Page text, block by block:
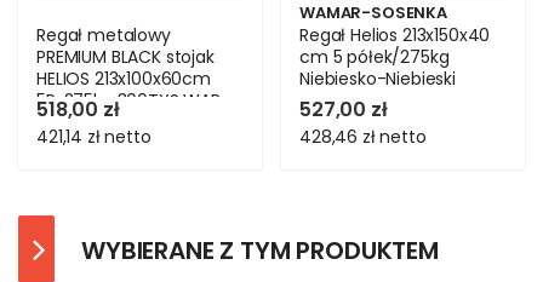
Regał metalowy
PREMIUM BLACK stojak
HELIOS 213x100x60cm
5Px275kg 300TYS WAR
518,00 zł
421,14 złnetto
WAMAR-SOSENKA
Regał Helios 213x150x40
cm 5 półek/275kg
Niebiesko-Niebieski
527,00 zł
428,46 złnetto
WYBIERANE Z TYM PRODUKTEM